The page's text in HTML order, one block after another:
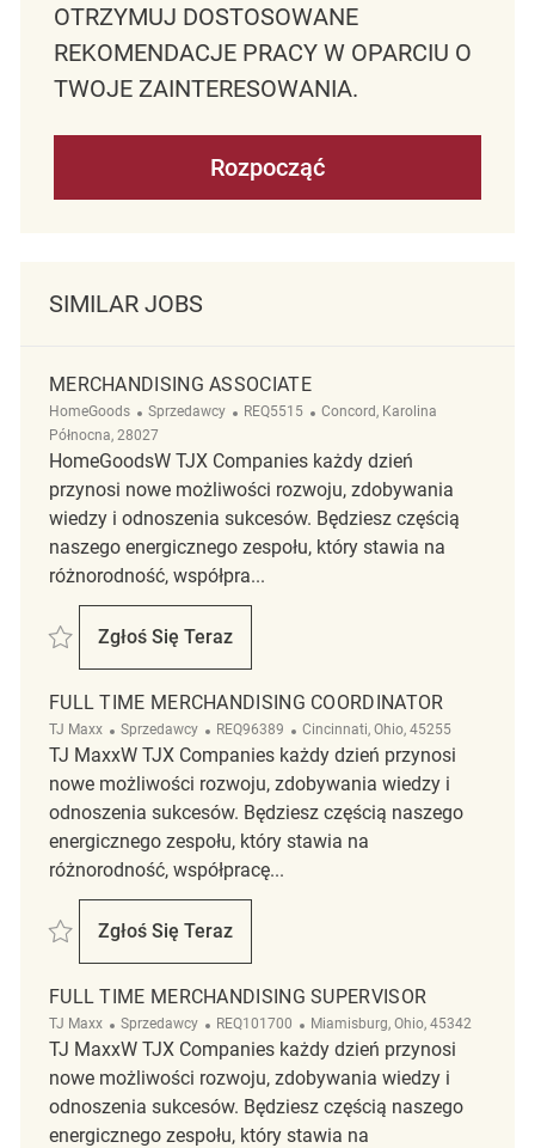
OTRZYMUJ DOSTOSOWANE
REKOMENDACJE PRACY W OPARCIU O
TWOJE ZAINTERESOWANIA.
Rozpocząć
SIMILAR JOBS
MERCHANDISING ASSOCIATE
HomeGoods Kategoria
Sprzedawcy ReqId
REQ5515 Lokalizacja
Concord, Karolina
Północna, 28027
HomeGoodsW TJX Companies każdy dzień
przynosi nowe możliwości rozwoju, zdobywania
wiedzy i odnoszenia sukcesów. Będziesz częścią
naszego energicznego zespołu, który stawia na
różnorodność, współpra...
Zapisać merchandising associate REQ5515
Zgłoś Się Teraz
Merchandising Associate
FULL TIME MERCHANDISING COORDINATOR
TJ Maxx Kategoria
Sprzedawcy ReqId
REQ96389 Lokalizacja
Cincinnati, Ohio, 45255
TJ MaxxW TJX Companies każdy dzień przynosi
nowe możliwości rozwoju, zdobywania wiedzy i
odnoszenia sukcesów. Będziesz częścią naszego
energicznego zespołu, który stawia na
różnorodność, współpracę...
Zapisać Full Time Merchandising Coordinator REQ96389
Zgłoś Się Teraz
Full Time Merchandising Coordinator
FULL TIME MERCHANDISING SUPERVISOR
TJ Maxx Kategoria
Sprzedawcy ReqId
REQ101700 Lokalizacja
Miamisburg, Ohio, 45342
TJ MaxxW TJX Companies każdy dzień przynosi
nowe możliwości rozwoju, zdobywania wiedzy i
odnoszenia sukcesów. Będziesz częścią naszego
energicznego zespołu, który stawia na